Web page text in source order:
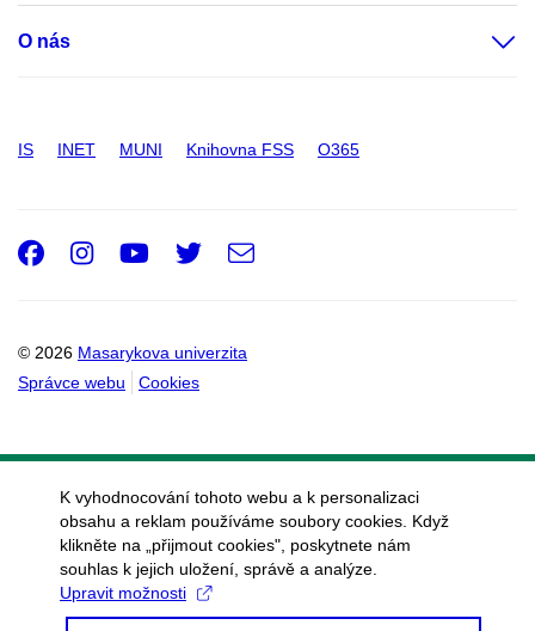
O nás
IS INET MUNI Knihovna FSS O365
© 2026 Masarykova univerzita
Správce webu
Cookies
Facebook
Instagram
Youtube
Twitter
e-
K vyhodnocování tohoto webu a k personalizaci
obsahu a reklam používáme soubory cookies. Když
klikněte na „přijmout cookies", poskytnete nám
souhlas k jejich uložení, správě a analýze.
Upravit možnosti